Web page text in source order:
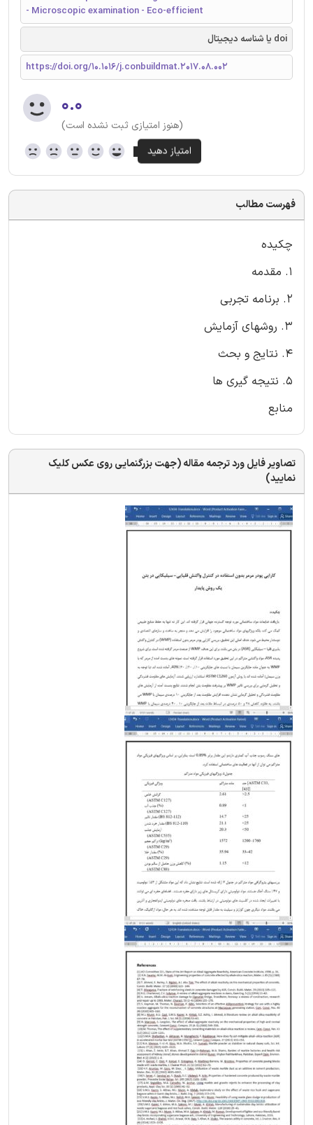
- Microscopic examination - Eco-efficient
doi یا شناسه دیجیتال
https://doi.org/10.1016/j.conbuildmat.2017.08.002
۰.۰
(هنوز امتیازی ثبت نشده است)
فهرست مطالب
چکیده
1. مقدمه
2. برنامه تجربی
3. روشهای آزمایش
4. نتایج و بحث
5. نتیجه گیری ها
منابع
تصاویر فایل ورد ترجمه مقاله (جهت بزرگنمایی روی عکس کلیک
نمایید)